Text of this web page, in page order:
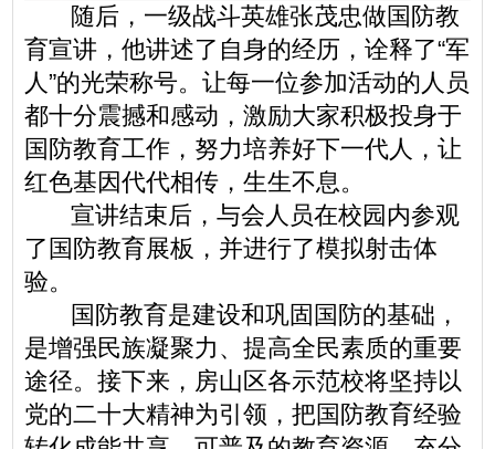
随后，一级战斗英雄张茂忠做国防教
育宣讲，他讲述了自身的经历，诠释了“军
人”的光荣称号。让每一位参加活动的人员
都十分震撼和感动，激励大家积极投身于
国防教育工作，努力培养好下一代人，让
红色基因代代相传，生生不息。
宣讲结束后，与会人员在校园内参观
了国防教育展板，并进行了模拟射击体
验。
国防教育是建设和巩固国防的基础，
是增强民族凝聚力、提高全民素质的重要
途径。接下来，房山区各示范校将坚持以
党的二十大精神为引领，把国防教育经验